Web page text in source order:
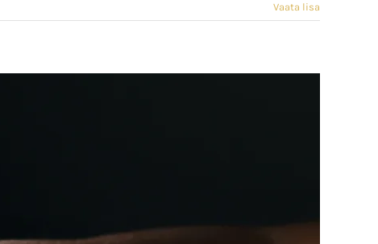
Vaata lisa